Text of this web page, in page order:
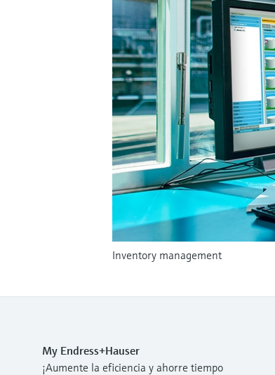
Inventory management
My Endress+Hauser
¡Aumente la eficiencia y ahorre tiempo